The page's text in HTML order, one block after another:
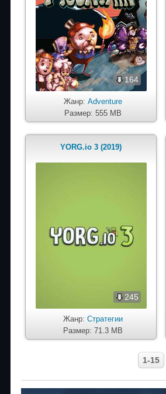
164
Жанр: Adventure
Размер: 555 MB
YORG.io 3 (2019)
245
Жанр: Стратегии
Размер: 71.3 MB
1-15